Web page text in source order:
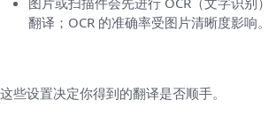
翻译；OCR 的准确率受图片清晰度影响。
这些设置决定你得到的翻译是否顺手。